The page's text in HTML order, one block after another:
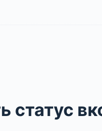
статус